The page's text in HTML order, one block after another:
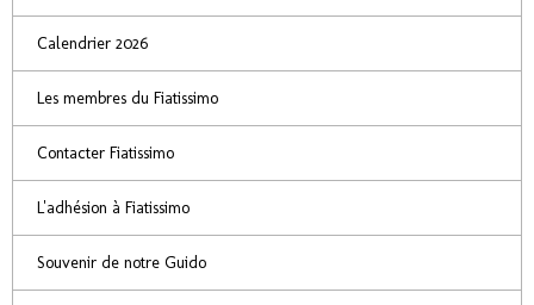
Calendrier 2026
Les membres du Fiatissimo
Contacter Fiatissimo
L'adhésion à Fiatissimo
Souvenir de notre Guido